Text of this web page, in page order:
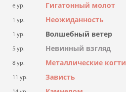
e ур. Гигатонный молот
1 ур. Неожиданность
1 ур. Волшебный ветер
5 ур. Невинный взгляд
8 ур. Металлические когти
11 ур. Зависть